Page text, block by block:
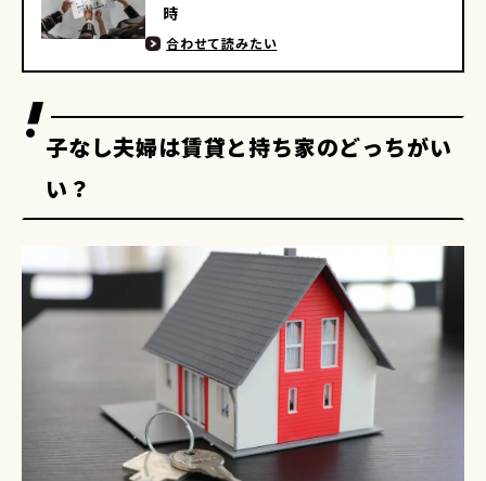
時
合わせて読みたい
子なし夫婦は賃貸と持ち家のどっちがい
い？